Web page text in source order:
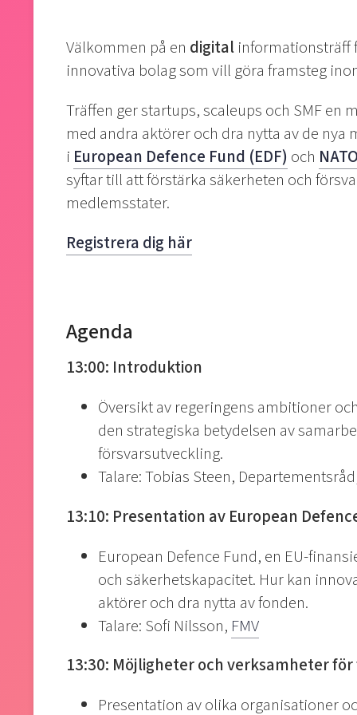
Välkommen på en digital informationsträff
innovativa bolag som vill göra framsteg
Träffen ger startups, scaleups och SMF
med andra aktörer och dra nytta av de
i European Defence Fund (EDF) och
syftar till att förstärka säkerheten och
medlemsstater.
Registrera dig här
Agenda
13:00: Introduktion
Översikt av regeringens ambitioner
den strategiska betydelsen av
försvarsutveckling.
Talare: Tobias Steen,
13:10: Presentation av European
European Defence Fund, en EU-
och säkerhetskapacitet. Hur kan
aktörer och dra nytta av fonden.
Talare: Sofi Nilsson, FMV
13:30: Möjligheter och verksamheter
Presentation av olika organisationer